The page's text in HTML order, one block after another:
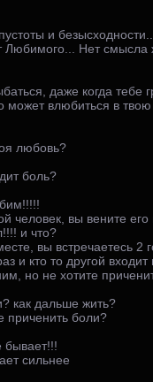
и
Любимого... Нет смысла
даже когда тебе
может влюбиться в
любовь?
боль?
человек, вы вените
и что?
вы встречаетесь 2
и кто то другой
но не хотите
как дальше жить?
приченить боли?
бывает!!!
сильнее